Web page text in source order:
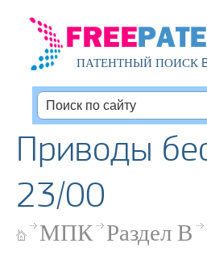
ПАТЕНТНЫЙ ПОИСК
Приводы
23/00
МПК Раздел B